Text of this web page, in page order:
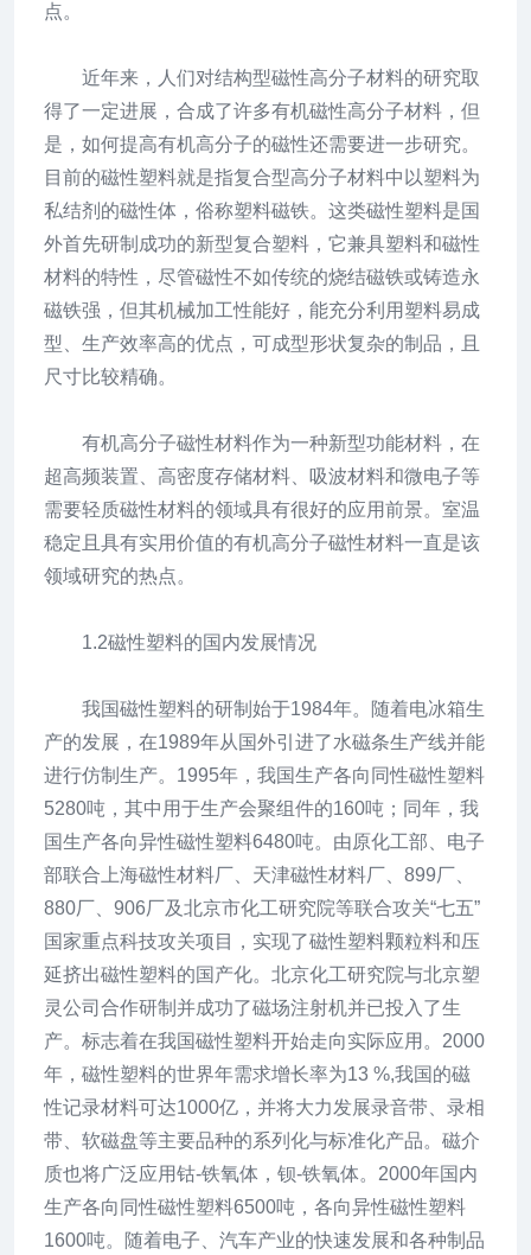
点。
近年来，人们对结构型磁性高分子材料的研究取
得了一定进展，合成了许多有机磁性高分子材料，但
是，如何提高有机高分子的磁性还需要进一步研究。
目前的磁性塑料就是指复合型高分子材料中以塑料为
私结剂的磁性体，俗称塑料磁铁。这类磁性塑料是国
外首先研制成功的新型复合塑料，它兼具塑料和磁性
材料的特性，尽管磁性不如传统的烧结磁铁或铸造永
磁铁强，但其机械加工性能好，能充分利用塑料易成
型、生产效率高的优点，可成型形状复杂的制品，且
尺寸比较精确。
有机高分子磁性材料作为一种新型功能材料，在
超高频装置、高密度存储材料、吸波材料和微电子等
需要轻质磁性材料的领域具有很好的应用前景。室温
稳定且具有实用价值的有机高分子磁性材料一直是该
领域研究的热点。
1.2磁性塑料的国内发展情况
我国磁性塑料的研制始于1984年。随着电冰箱生
产的发展，在1989年从国外引进了水磁条生产线并能
进行仿制生产。1995年，我国生产各向同性磁性塑料
5280吨，其中用于生产会聚组件的160吨；同年，我
国生产各向异性磁性塑料6480吨。由原化工部、电子
部联合上海磁性材料厂、天津磁性材料厂、899厂、
880厂、906厂及北京市化工研究院等联合攻关“七五”
国家重点科技攻关项目，实现了磁性塑料颗粒料和压
延挤出磁性塑料的国产化。北京化工研究院与北京塑
灵公司合作研制并成功了磁场注射机并已投入了生
产。标志着在我国磁性塑料开始走向实际应用。2000
年，磁性塑料的世界年需求增长率为13 %,我国的磁
性记录材料可达1000亿，并将大力发展录音带、录相
带、软磁盘等主要品种的系列化与标准化产品。磁介
质也将广泛应用钴-铁氧体，钡-铁氧体。2000年国内
生产各向同性磁性塑料6500吨，各向异性磁性塑料
1600吨。随着电子、汽车产业的快速发展和各种制品